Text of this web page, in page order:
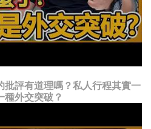
批評有道理嗎？私人行程其實一
種外交突破？